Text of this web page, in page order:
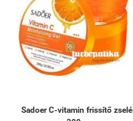
Sadoer C-vitamin frissítő zselé